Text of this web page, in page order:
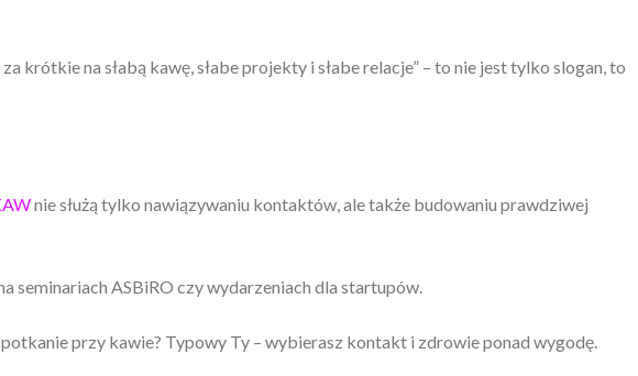
krótkie na słabą kawę, słabe projekty i słabe relacje” – to nie jest tylko slogan, to
nie służą tylko nawiązywaniu kontaktów, ale także budowaniu prawdziwej
seminariach ASBiRO czy wydarzeniach dla startupów.
przy kawie? Typowy Ty – wybierasz kontakt i zdrowie ponad wygodę.